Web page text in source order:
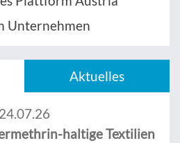
Unternehmen
Aktuelles
24.07.26
haltige Textilien